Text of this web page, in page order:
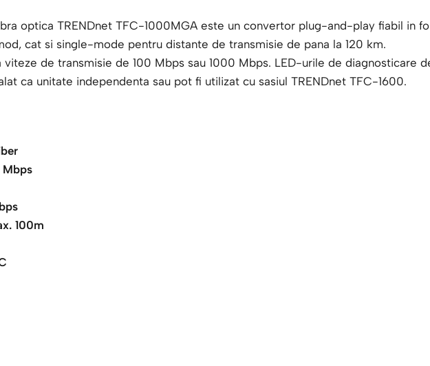
optica TRENDnet TFC-1000MGA este un convertor plug-and-play fiabil in
cat si single-mode pentru distante de transmisie de pana la 120 km.
de transmisie de 100 Mbps sau 1000 Mbps. LED-urile de diagnosticare
ca unitate independenta sau pot fi utilizat cu sasiul TRENDnet TFC-1600.
Mbps
100m